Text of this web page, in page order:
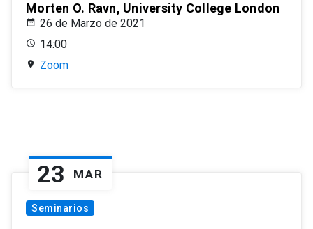
Morten O. Ravn, University College London
26 de Marzo de 2021
14:00
Zoom
23 MAR
Seminarios